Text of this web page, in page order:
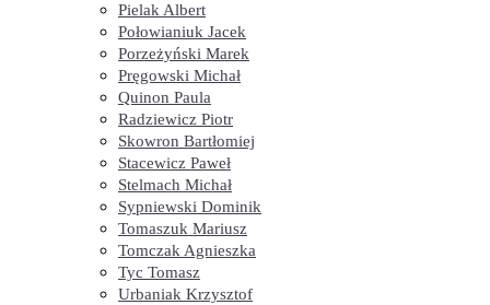
Pielak Albert
Połowianiuk Jacek
Porzeżyński Marek
Pręgowski Michał
Quinon Paula
Radziewicz Piotr
Skowron Bartłomiej
Stacewicz Paweł
Stelmach Michał
Sypniewski Dominik
Tomaszuk Mariusz
Tomczak Agnieszka
Tyc Tomasz
Urbaniak Krzysztof